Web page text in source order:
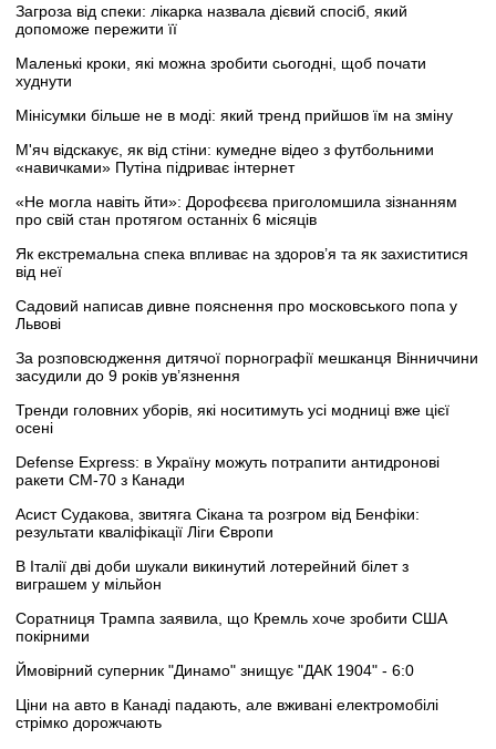
Загроза від спеки: лікарка назвала дієвий спосіб, який
допоможе пережити її
Маленькі кроки, які можна зробити сьогодні, щоб почати
худнути
Мінісумки більше не в моді: який тренд прийшов їм на зміну
М'яч відскакує, як від стіни: кумедне відео з футбольними
«навичками» Путіна підриває інтернет
«Не могла навіть йти»: Дорофєєва приголомшила зізнанням
про свій стан протягом останніх 6 місяців
Як екстремальна спека впливає на здоров’я та як захиститися
від неї
Садовий написав дивне пояснення про московського попа у
Львові
За розповсюдження дитячої порнографії мешканця Вінниччини
засудили до 9 років ув’язнення
Тренди головних уборів, які носитимуть усі модниці вже цієї
осені
Defense Express: в Україну можуть потрапити антидронові
ракети CM-70 з Канади
Асист Судакова, звитяга Сікана та розгром від Бенфіки:
результати кваліфікації Ліги Європи
В Італії дві доби шукали викинутий лотерейний білет з
виграшем у мільйон
Соратниця Трампа заявила, що Кремль хоче зробити США
покірними
Ймовірний суперник "Динамо" знищує "ДАК 1904" - 6:0
Ціни на авто в Канаді падають, але вживані електромобілі
стрімко дорожчають